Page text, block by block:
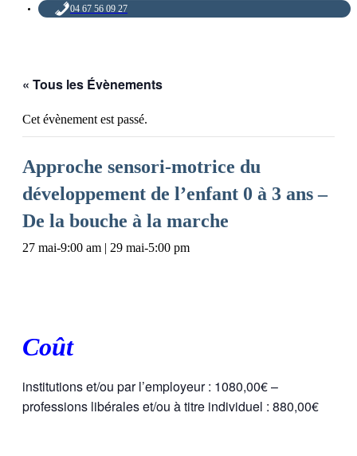
04 67 56 09 27
« Tous les Évènements
Cet évènement est passé.
Approche sensori-motrice du
développement de l’enfant 0 à 3 ans –
De la bouche à la marche
27 mai-9:00 am | 29 mai-5:00 pm
Coût
institutions et/ou par l’employeur : 1080,00€ –
professions libérales et/ou à titre individuel : 880,00€